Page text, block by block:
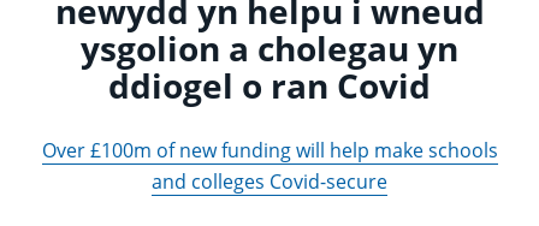
newydd yn helpu i wneud
ysgolion a cholegau yn
ddiogel o ran Covid
Over £100m of new funding will help make schools
and colleges Covid-secure